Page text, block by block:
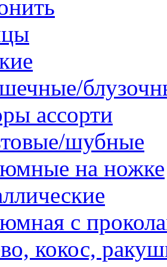
ассорти
шубные
на ножке
с
кокос,